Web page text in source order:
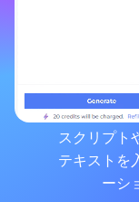
スクリプト
テキストを
ーシ